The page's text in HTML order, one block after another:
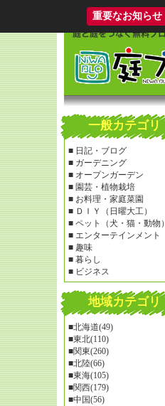
重要なお知らせ
一般カテゴリ
■ 日記・ブログ
■ ガーデニング
■ オープンガーデン
■ 園芸・植物栽培
■ お料理・家庭菜園
■ ＤＩＹ（日曜大工）
■ ペット（犬・猫・動物）
■ エンターテインメント
■ 趣味
■ 暮らし
■ ビジネス
地域カテゴリ
■北海道(49)
■東北(110)
■関東(260)
■北陸(66)
■東海(105)
■関西(179)
■中国(56)